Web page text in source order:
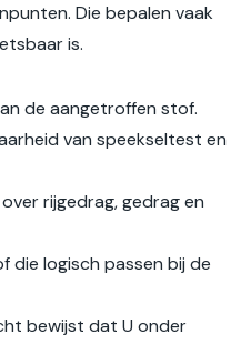
Die bepalen vaak
is.
de aangetroffen stof.
van speekseltest en
rijgedrag, gedrag en
die logisch passen bij de
bewijst dat U onder